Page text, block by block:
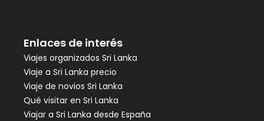
Enlaces de interés
Viajes organizados Sri Lanka
Viaje a Sri Lanka precio
Viaje de novios Sri Lanka
Qué visitar en Sri Lanka
Viajar a Sri Lanka desde España